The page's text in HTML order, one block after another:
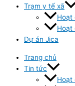
Trạm y tế xã
Hoạt
Hoạt
Dự án Jica
Trang chủ
Tin tức
Hoạt